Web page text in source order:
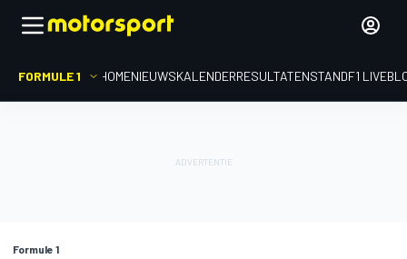
FORMULE 1 HOMENIEUWSKALENDERRESULTATENSTANDF1
Formule 1